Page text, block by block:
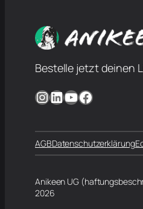
Bestelle jetzt deinen
InstagramLinkedIn YouTube Facebook
AGBDatenschutzerklärung
Anikeen UG
2026